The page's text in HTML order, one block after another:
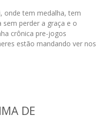
onde tem medalha, tem
sem perder a graça e o
crônica pre-jogos
estão mandando ver nos
DE